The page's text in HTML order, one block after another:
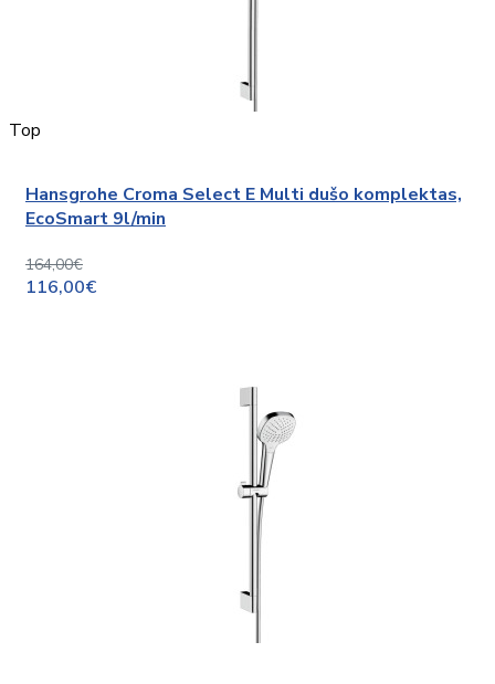
Top
Hansgrohe Croma Select E Multi dušo komplektas,
EcoSmart 9l/min
164,00€
116,00€